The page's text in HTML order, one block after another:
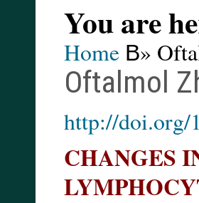
You are
Home В»
Oftalmol
http://doi.org/
CHANGES